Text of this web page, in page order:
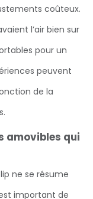
coûteux.
l’air bien sur
pour un
peuvent
de la
amovibles qui
ne se résume
important de